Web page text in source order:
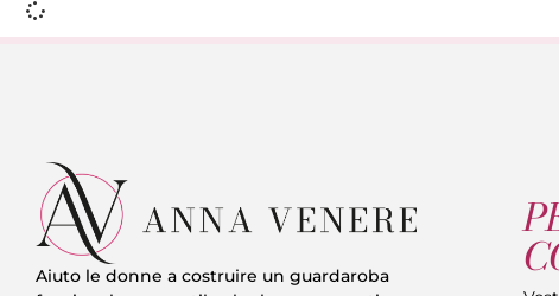
Aiuto le donne a costruire un guardaroba